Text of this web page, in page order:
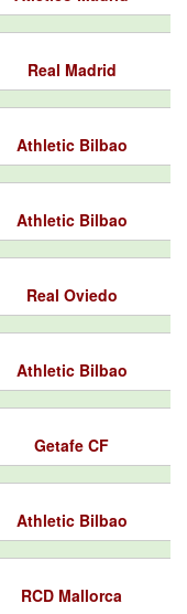
Real Madrid
Athletic Bilbao
Athletic Bilbao
Real Oviedo
Athletic Bilbao
Getafe CF
Athletic Bilbao
RCD Mallorca